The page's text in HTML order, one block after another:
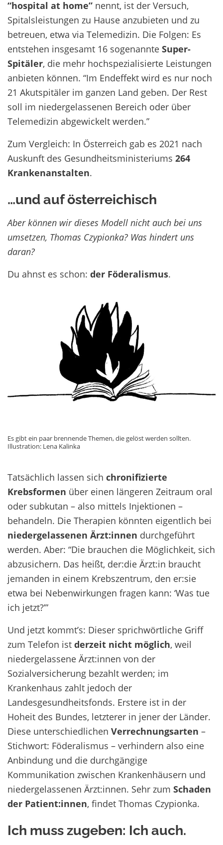
“hospital at home” nennt, ist der Versuch,
Spitalsleistungen zu Hause anzubieten und zu
betreuen, etwa via Telemedizin. Die Folgen: Es
entstehen insgesamt 16 sogenannte Super-
Spitäler, die mehr hochspezialisierte Leistungen
anbieten können. “Im Endeffekt wird es nur noch
21 Akutspitäler im ganzen Land geben. Der Rest
soll im niedergelassenen Bereich oder über
Telemedizin abgewickelt werden.”
Zum Vergleich: In Österreich gab es 2021 nach
Auskunft des Gesundheitsministeriums 264
Krankenanstalten.
…und auf österreichisch
Aber können wir dieses Modell nicht auch bei uns
umsetzen, Thomas Czypionka? Was hindert uns
daran?
Du ahnst es schon: der Föderalismus.
Es gibt ein paar brennende Themen, die gelöst werden sollten.
Illustration: Lena Kalinka
Tatsächlich lassen sich chronifizierte
Krebsformen über einen längeren Zeitraum oral
oder subkutan – also mittels Injektionen –
behandeln. Die Therapien könnten eigentlich bei
niedergelassenen Ärzt:innen durchgeführt
werden. Aber: “Die brauchen die Möglichkeit, sich
abzusichern. Das heißt, der:die Ärzt:in braucht
jemanden in einem Krebszentrum, den er:sie
etwa bei Nebenwirkungen fragen kann: ‘Was tue
ich jetzt?’”
Und jetzt kommt’s: Dieser sprichwörtliche Griff
zum Telefon ist derzeit nicht möglich, weil
niedergelassene Ärzt:innen von der
Sozialversicherung bezahlt werden; im
Krankenhaus zahlt jedoch der
Landesgesundheitsfonds. Erstere ist in der
Hoheit des Bundes, letzterer in jener der Länder.
Diese unterschiedlichen Verrechnungsarten –
Stichwort: Föderalismus – verhindern also eine
Anbindung und die durchgängige
Kommunikation zwischen Krankenhäusern und
niedergelassenen Ärzt:innen. Sehr zum Schaden
der Patient:innen, findet Thomas Czypionka.
Ich muss zugeben: Ich auch.